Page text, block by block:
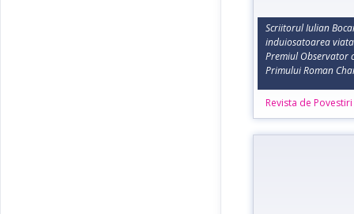
Scriitorul Iulian
induiosatoarea
Premiul Observator
Primului Roman
Revista de